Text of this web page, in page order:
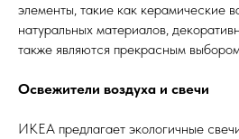
элементы, такие как керамические
натуральных материалов,
также являются прекрасным
Освежители воздуха и свечи
ИКЕА предлагает экологичные